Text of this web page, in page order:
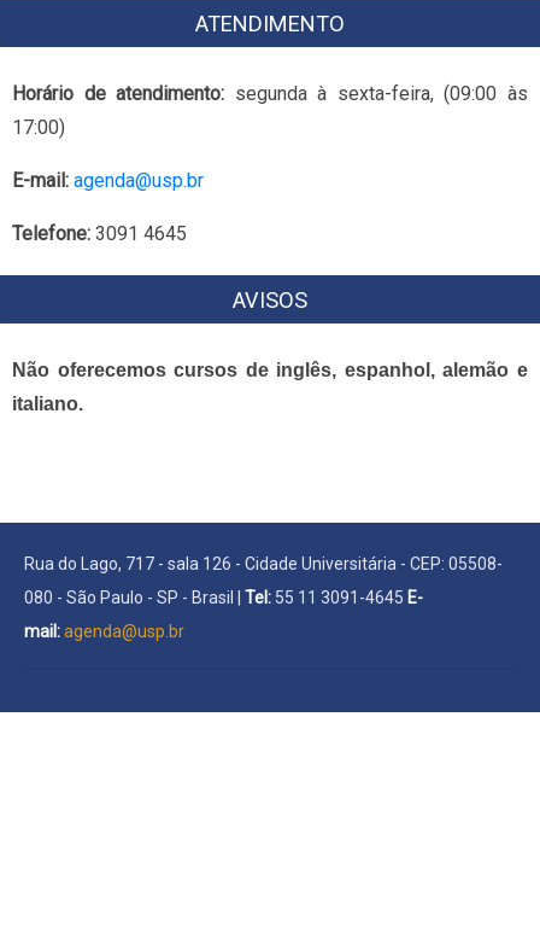
ATENDIMENTO
Horário de atendimento: segunda à sexta-feira, (09:00 às
17:00)
E-mail: agenda@usp.br
Telefone: 3091 4645
AVISOS
Não oferecemos cursos de inglês, espanhol, alemão e
italiano.
Rua do Lago, 717 - sala 126 - Cidade Universitária - CEP: 05508-
080 - São Paulo - SP - Brasil | Tel: 55 11 3091-4645 E-
mail:agenda@usp.br